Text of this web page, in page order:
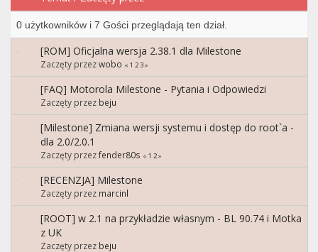
0 użytkowników i 7 Gości przeglądają ten dział.
[ROM] Oficjalna wersja 2.38.1 dla Milestone
Zaczęty przezwobo « 1 23»
[FAQ] Motorola Milestone - Pytania i Odpowiedzi
Zaczęty przez beju
[Milestone] Zmiana wersji systemu i dostęp do root`a -
dla 2.0/2.0.1
Zaczęty przezfender80s « 1 2»
[RECENZJA] Milestone
Zaczęty przez marcinl
[ROOT] w 2.1 na przykładzie własnym - BL 90.74 i Motka
z UK
Zaczęty przez beju